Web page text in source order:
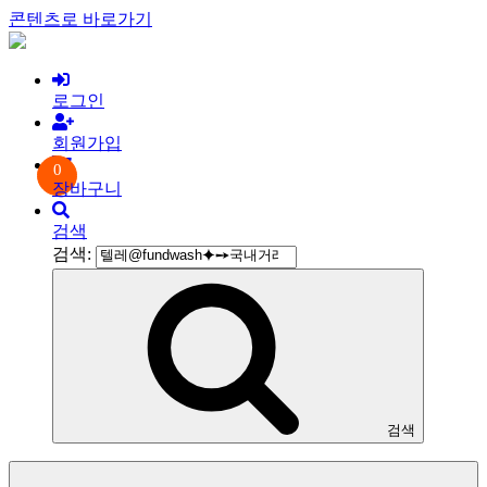
콘텐츠로 바로가기
로그인
회원가입
0
장바구니
검색
검색:
검색